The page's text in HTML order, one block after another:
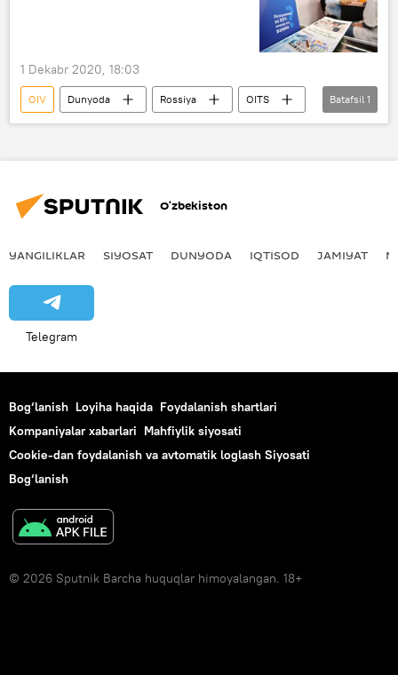
1 Dekabr 2020, 18:03
OIV Dunyoda Rossiya
OITS
vaksina
Batafsil 1
O‘zbekiston
YANGILIKLAR SIYOSAT DUNYODA IQTISOD JAMIYAT
Telegram
Bog‘lanish Loyiha haqida Foydalanish shartlari
Kompaniyalar xabarlari Mahfiylik siyosati
Cookie-dan foydalanish va avtomatik loglash Siyosati
Bog‘lanish
© 2026 Sputnik Barcha huquqlar himoyalangan. 18+